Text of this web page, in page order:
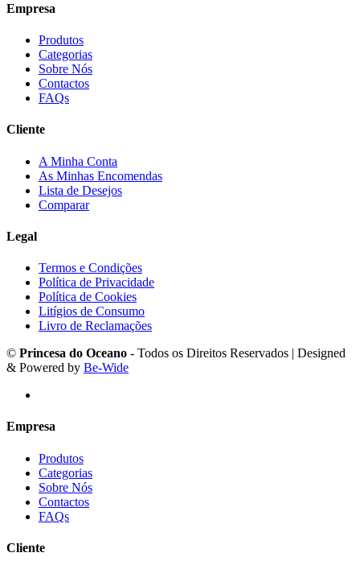
Empresa
Produtos
Categorias
Sobre Nós
Contactos
FAQs
Cliente
A Minha Conta
As Minhas Encomendas
Lista de Desejos
Comparar
Legal
Termos e Condições
Política de Privacidade
Política de Cookies
Litígios de Consumo
Livro de Reclamações
© Princesa do Oceano - Todos os Direitos Reservados | Designed
& Powered by Be-Wide
Empresa
Produtos
Categorias
Sobre Nós
Contactos
FAQs
Cliente